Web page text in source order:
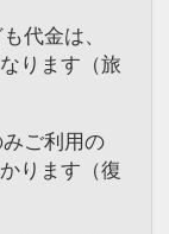
代金は、
ります（旅
ご利用の
ります（復